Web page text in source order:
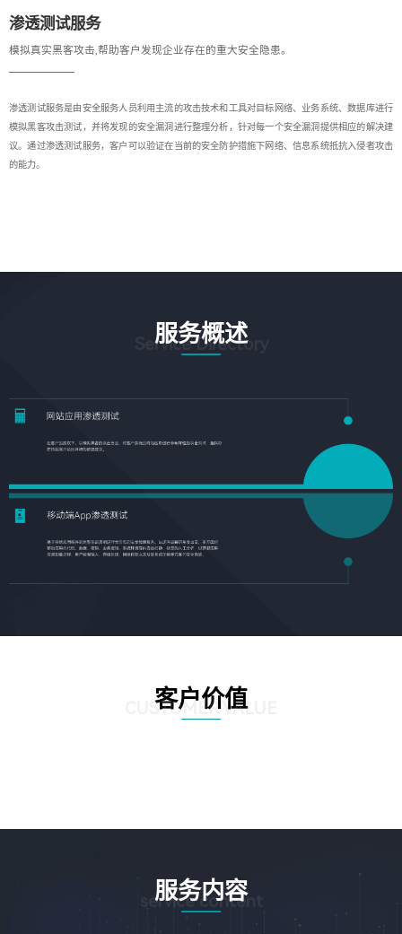
渗透测试服务
模拟真实黑客攻击,帮助客户发现企业存在的重大安全隐患。
渗透测试服务是由安全服务人员利用主流的攻击技术和工具对目标网络、业务系统、数据库进行
模拟黑客攻击测试，并将发现的安全漏洞进行整理分析，针对每一个安全漏洞提供相应的解决建
议。通过渗透测试服务，客户可以验证在当前的安全防护措施下网络、信息系统抵抗入侵者攻击
的能力。
服务概述
Service Directory
客户价值
CUSTOMER VALUE
服务内容
service content